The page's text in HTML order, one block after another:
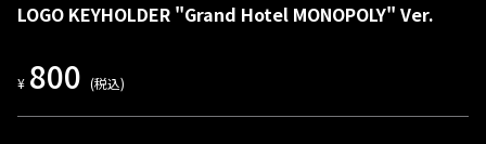
LOGO KEYHOLDER "Grand Hotel MONOPOLY" Ver.
¥ 800 (税込)